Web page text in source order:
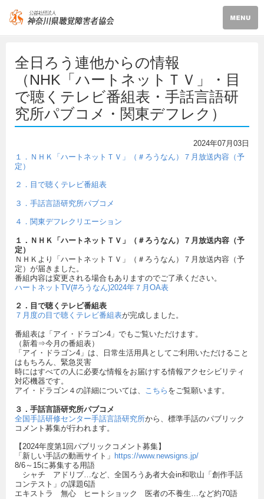
全日ろう連他からの情報
（NHK「ハートネットＴＶ」・目
で聴くテレビ番組表・手話言語研
究所パブコメ・関東デフレク）
2024年07月03日
１．ＮＨＫ「ハートネットＴＶ」（＃ろうなん）７月放送内容（予
定）
２．目で聴くテレビ番組表
３．手話言語研究所パブコメ
４．関東デフレクリエーション
１．ＮＨＫ「ハートネットＴＶ」（＃ろうなん）７月放送内容（予
定）
ＮＨＫより「ハートネットＴＶ」（＃ろうなん）７月放送内容（予
定）が届きました。
番組内容は変更される場合もありますのでご了承ください。
ハートネットTV(#ろうなん)2024年７月OA表
２．目で聴くテレビ番組表
７月度の目で聴くテレビ番組表が完成しました。
番組表は「アイ・ドラゴン4」でもご覧いただけます。
（新着⇒今月の番組表）
「アイ・ドラゴン4」は、日常生活用具としてご利用いただけること
はもちろん、緊急災害
時にはすべての人に必要な情報をお届けする情報アクセシビリティ
対応機器です。
アイ・ドラゴン４の詳細については、 こちら をご覧願います。
３．手話言語研究所パブコメ
全国手話研修センター手話言語研究所から、標準手話のパブリック
コメント募集が行われます。
【2024年度第1回パブリックコメント募集】
「新しい手話の動画サイト」 https://www.newsigns.jp/
8/6～15に募集する用語
シャチ アドリブ…など、全国ろうあ者大会in和歌山「創作手話
コンテスト」の課題6語
エキストラ 無心 ヒートショック 医者の不養生…など約70語